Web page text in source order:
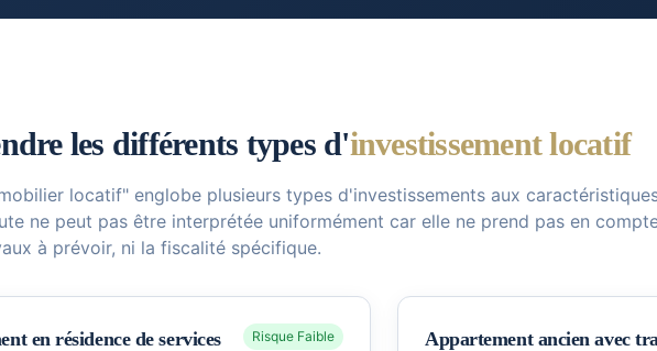
les différents types d'investissement locatif
locatif" englobe plusieurs types d'investissements aux
ne peut pas être interprétée uniformément car elle ne prend pas en
à prévoir, ni la fiscalité spécifique.
en résidence de services Risque Faible Appartement ancien avec